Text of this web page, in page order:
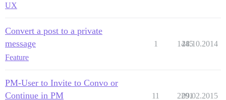
UX
Convert a post to a private
message
Feature
1 1445
28.10.2014
PM-User to Invite to Convo or
Continue in PM
11 2291
09.02.2015